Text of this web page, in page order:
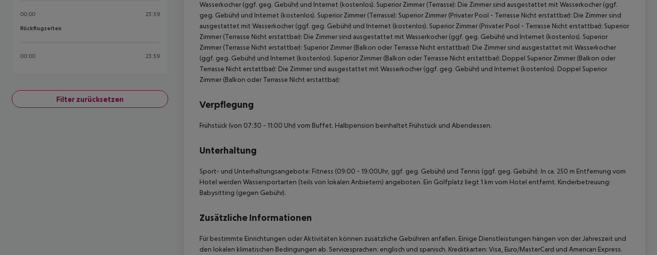
00:00 23:59
Rückflugzeiten
Rückflugzeiten
00:00 23:59
Filter zurücksetzen
Wasserkocher (ggf. geg. Gebühr) und Internet (kostenlos). Superior Zimmer (Terrasse): Die Zimmer sind ausgestattet mit Wasserkocher (ggf.
geg. Gebühr) und Internet (kostenlos). Superior Zimmer (Terrasse): Superior Zimmer (Privater Pool - Terrasse Nicht erstattbar): Die Zimmer sind
ausgestattet mit Wasserkocher (ggf. geg. Gebühr) und Internet (kostenlos). Superior Zimmer (Privater Pool - Terrasse Nicht erstattbar): Superior
Zimmer (Terrasse Nicht erstattbar): Die Zimmer sind ausgestattet mit Wasserkocher (ggf. geg. Gebühr) und Internet (kostenlos). Superior
Zimmer (Terrasse Nicht erstattbar): Superior Zimmer (Balkon oder Terrasse Nicht erstattbar): Die Zimmer sind ausgestattet mit Wasserkocher
(ggf. geg. Gebühr) und Internet (kostenlos). Superior Zimmer (Balkon oder Terrasse Nicht erstattbar): Doppel Superior Zimmer (Balkon oder
Terrasse Nicht erstattbar): Die Zimmer sind ausgestattet mit Wasserkocher (ggf. geg. Gebühr) und Internet (kostenlos). Doppel Superior
Zimmer (Balkon oder Terrasse Nicht erstattbar):
Verpflegung
Frühstück (von 07:30 - 11:00 Uhr) vom Buffet. Halbpension beinhaltet Frühstück und Abendessen.
Unterhaltung
Sport- und Unterhaltungsangebote: Fitness (09:00 - 19:00Uhr, ggf. geg. Gebühr) und Tennis (ggf. geg. Gebühr). In ca. 250 m Entfernung vom
Hotel werden Wassersportarten (teils von lokalen Anbietern) angeboten. Ein Golfplatz liegt 1 km vom Hotel entfernt. Kinderbetreuung:
Babysitting (gegen Gebühr).
Zusätzliche Informationen
Für bestimmte Einrichtungen oder Aktivitäten können zusätzliche Gebühren anfallen. Einige Dienstleistungen hängen von der Jahreszeit und
den lokalen klimatischen Bedingungen ab. Servicesprachen: englisch und spanisch. Kreditkarten: Visa, Euro/MasterCard und American Express.